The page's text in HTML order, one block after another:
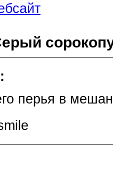
перья в